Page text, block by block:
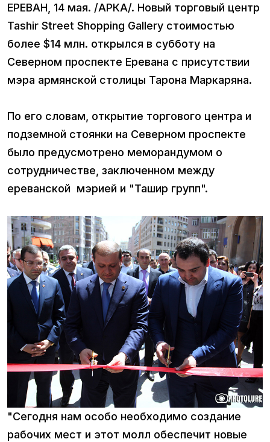
ЕРЕВАН, 14 мая. /АРКА/. Новый торговый центр
Tashir Street Shopping Gallery стоимостью
более $14 млн. открылся в субботу на
Северном проспекте Еревана с присутствии
мэра армянской столицы Тарона Маркаряна.
По его словам, открытие торгового центра и
подземной стоянки на Северном проспекте
было предусмотрено меморандумом о
сотрудничестве, заключенном между
ереванской мэрией и "Ташир групп".
"Сегодня нам особо необходимо создание
рабочих мест и этот молл обеспечит новые